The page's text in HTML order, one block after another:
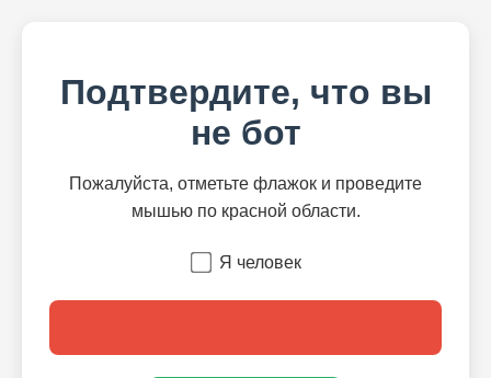
Подтвердите, что вы
не бот
Пожалуйста, отметьте флажок и проведите
мышью по красной области.
Я человек